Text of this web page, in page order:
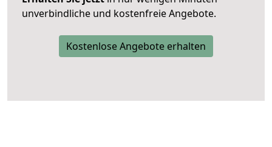
unverbindliche und kostenfreie Angebote.
Kostenlose Angebote erhalten